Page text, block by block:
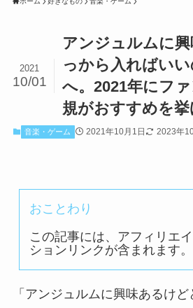
アンジュルムに
っから入ればい
へ。2021年にフ
規がおすすめを挙
2021
10/01
音楽・ゲーム 2021年10月1日 2023年
おことわり
この記事には、アフィリエ
ションリンクが含まれます。
「アンジュルムに興味あるけ